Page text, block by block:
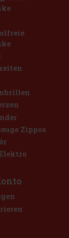
die den
mit einer
Zippos